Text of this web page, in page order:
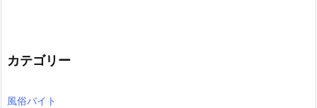
カテゴリー
風俗バイト